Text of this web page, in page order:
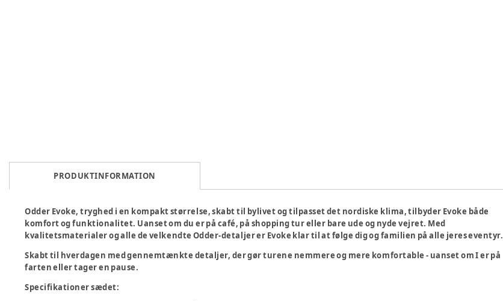
PRODUKTINFORMATION
Odder Evoke, tryghed i en kompakt størrelse, skabt til bylivet og tilpasset det nordiske klima, tilbyder Evoke både
komfort og funktionalitet. Uanset om du er på café, på shopping tur eller bare ude og nyde vejret. Med
kvalitetsmaterialer og alle de velkendte Odder-detaljer er Evoke klar til at følge dig og familien på alle jeres eventyr.
Skabt til hverdagen med gennemtænkte detaljer, der gør turene nemmere og mere komfortable - uanset om I er på
farten eller tager en pause.
Specifikationer sædet: